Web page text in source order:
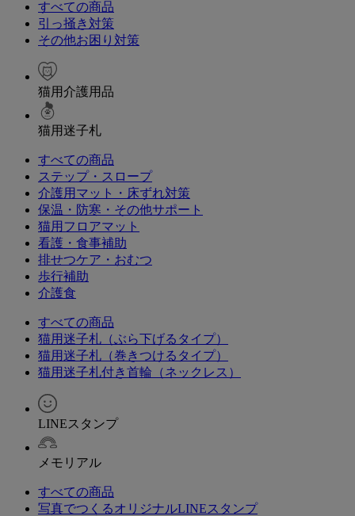
すべての商品
引っ掻き対策
その他お困り対策
猫用介護用品
猫用迷子札
すべての商品
ステップ・スロープ
介護用マット・床ずれ対策
保温・防寒・その他サポート
猫用フロアマット
看護・食事補助
排せつケア・おむつ
歩行補助
介護食
すべての商品
猫用迷子札（ぶら下げるタイプ）
猫用迷子札（巻きつけるタイプ）
猫用迷子札付き首輪（ネックレス）
LINEスタンプ
メモリアル
すべての商品
写真でつくるオリジナルLINEスタンプ